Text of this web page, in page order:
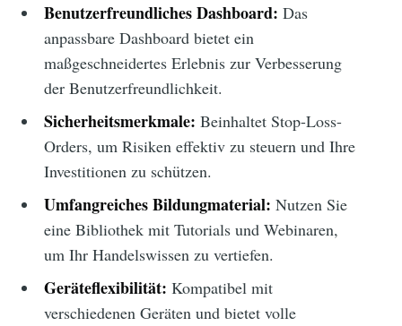
Benutzerfreundliches Dashboard: Das
anpassbare Dashboard bietet ein
maßgeschneidertes Erlebnis zur Verbesserung
der Benutzerfreundlichkeit.
Sicherheitsmerkmale: Beinhaltet Stop-Loss-
Orders, um Risiken effektiv zu steuern und Ihre
Investitionen zu schützen.
Umfangreiches Bildungmaterial: Nutzen Sie
eine Bibliothek mit Tutorials und Webinaren,
um Ihr Handelswissen zu vertiefen.
Geräteflexibilität: Kompatibel mit
verschiedenen Geräten und bietet volle